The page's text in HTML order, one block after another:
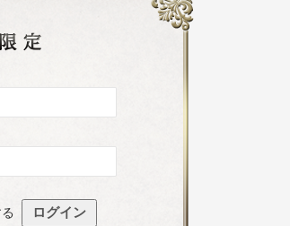
既存ユーザのログイン